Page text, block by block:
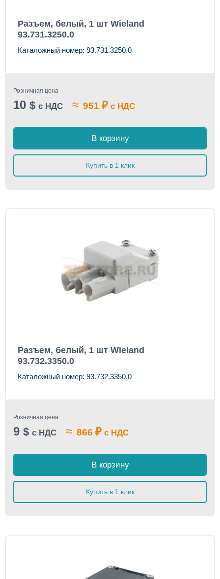
Разъем, белый, 1 шт Wieland
93.731.3250.0
Каталожный номер: 93.731.3250.0
Розничная цена
10 $ с НДС ≈ 951 ₽ с НДС
В корзину
Купить в 1 клик
Разъем, белый, 1 шт Wieland
93.732.3350.0
Каталожный номер: 93.732.3350.0
Розничная цена
9 $ с НДС ≈ 866 ₽ с НДС
В корзину
Купить в 1 клик